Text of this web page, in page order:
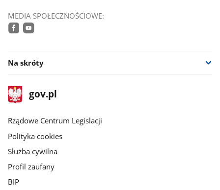
MEDIA SPOŁECZNOŚCIOWE:
Na skróty
stopka
gov.plStrona
gov.pl
Rządowe Centrum Legislacji
Polityka cookies
Służba cywilna
Profil zaufany
BIP